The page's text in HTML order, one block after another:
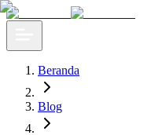
Beranda
Blog